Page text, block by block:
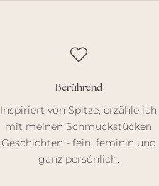
Berührend
Inspiriert von Spitze, erzähle ich
mit meinen Schmuckstücken
Geschichten - fein, feminin und
ganz persönlich.